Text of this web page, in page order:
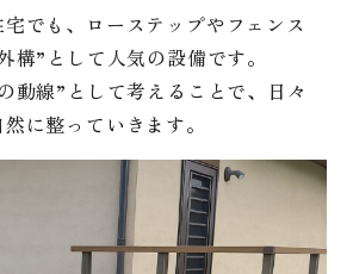
でも、ローステップやフェンス
構”として人気の設備です。
動線”として考えることで、日々
に整っていきます。